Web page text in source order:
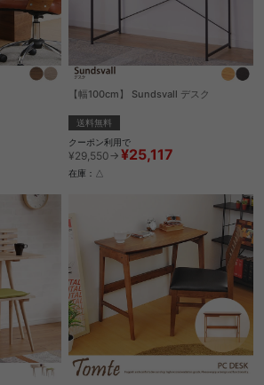
【幅100cm】 Sundsvall デスク
送料無料
クーポン利用で
¥29,550→ ¥25,117
在庫：△